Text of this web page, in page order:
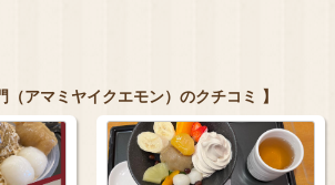
（アマミヤイクエモン）のクチコミ 】